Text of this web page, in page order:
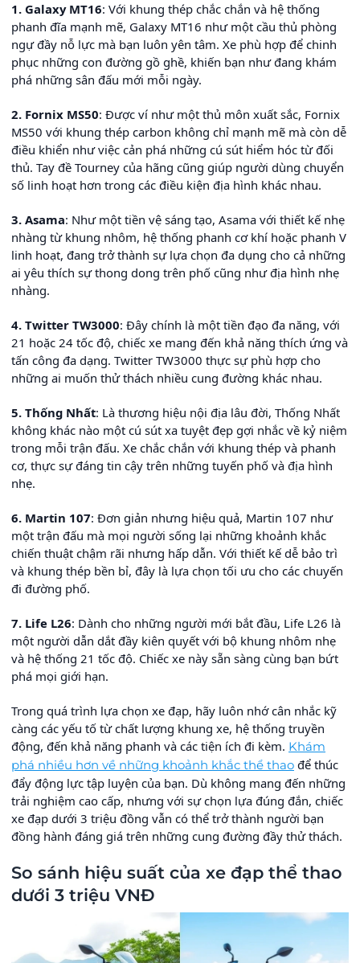
1. Galaxy MT16: Với khung thép chắc chắn và hệ thống
phanh đĩa mạnh mẽ, Galaxy MT16 như một cầu thủ phòng
ngự đầy nỗ lực mà bạn luôn yên tâm. Xe phù hợp để chinh
phục những con đường gồ ghề, khiến bạn như đang khám
phá những sân đấu mới mỗi ngày.
2. Fornix MS50: Được ví như một thủ môn xuất sắc, Fornix
MS50 với khung thép carbon không chỉ mạnh mẽ mà còn dễ
điều khiển như việc cản phá những cú sút hiểm hóc từ đối
thủ. Tay đề Tourney của hãng cũng giúp người dùng chuyển
số linh hoạt hơn trong các điều kiện địa hình khác nhau.
3. Asama: Như một tiền vệ sáng tạo, Asama với thiết kế nhẹ
nhàng từ khung nhôm, hệ thống phanh cơ khí hoặc phanh V
linh hoạt, đang trở thành sự lựa chọn đa dụng cho cả những
ai yêu thích sự thong dong trên phố cũng như địa hình nhẹ
nhàng.
4. Twitter TW3000: Đây chính là một tiền đạo đa năng, với
21 hoặc 24 tốc độ, chiếc xe mang đến khả năng thích ứng và
tấn công đa dạng. Twitter TW3000 thực sự phù hợp cho
những ai muốn thử thách nhiều cung đường khác nhau.
5. Thống Nhất: Là thương hiệu nội địa lâu đời, Thống Nhất
không khác nào một cú sút xa tuyệt đẹp gợi nhắc về kỷ niệm
trong mỗi trận đấu. Xe chắc chắn với khung thép và phanh
cơ, thực sự đáng tin cậy trên những tuyến phố và địa hình
nhẹ.
6. Martin 107: Đơn giản nhưng hiệu quả, Martin 107 như
một trận đấu mà mọi người sống lại những khoảnh khắc
chiến thuật chậm rãi nhưng hấp dẫn. Với thiết kế dễ bảo trì
và khung thép bền bỉ, đây là lựa chọn tối ưu cho các chuyến
đi đường phố.
7. Life L26: Dành cho những người mới bắt đầu, Life L26 là
một người dẫn dắt đầy kiên quyết với bộ khung nhôm nhẹ
và hệ thống 21 tốc độ. Chiếc xe này sẵn sàng cùng bạn bứt
phá mọi giới hạn.
Trong quá trình lựa chọn xe đạp, hãy luôn nhớ cân nhắc kỹ
càng các yếu tố từ chất lượng khung xe, hệ thống truyền
động, đến khả năng phanh và các tiện ích đi kèm. Khám
phá nhiều hơn về những khoảnh khắc thể thao để thúc
đẩy động lực tập luyện của bạn. Dù không mang đến những
trải nghiệm cao cấp, nhưng với sự chọn lựa đúng đắn, chiếc
xe đạp dưới 3 triệu đồng vẫn có thể trở thành người bạn
đồng hành đáng giá trên những cung đường đầy thử thách.
So sánh hiệu suất của xe đạp thể thao
dưới 3 triệu VNĐ